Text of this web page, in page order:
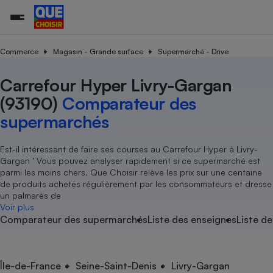
Commerce Magasin - Grande surface Supermarché - Drive
Carrefour Hyper Livry-Gargan
(93190) Comparateur des
supermarchés
Est-il intéressant de faire ses courses au Carrefour Hyper à Livry-
Gargan ’ Vous pouvez analyser rapidement si ce supermarché est
parmi les moins chers. Que Choisir relève les prix sur une centaine
de produits achetés régulièrement par les consommateurs et dresse
un palmarès de
Voir plus
Comparateur des supermarchésListe des enseignesListe
Île-de-France Seine-Saint-Denis Livry-Gargan
Additifs
Agriculture
Produit alimentaire
Achat - Vente - Location
Carburant
Magasin - Grande surface
Marketing - Fidélisation
Organismes de défense
Système judiciaire
Air
Eau
Achat - Vente - Travaux
Location
Sport
Vacances - Tourisme
électrique
Démarche administrative
Senior
Service marchand
Train
Transport aérien
Toutes les actualités
Enquêtes
Guides d'achat
Conseils
Brèves
Tous les services
Soumettre un litige
Lettres types
Rencontrer une association locale
Tous nos combats
Nos actions
Nos grandes victoires
Les billets de la présidente
Nos associations locales
Nous rejoindre
En savoir plus sur Que Choisir Ensemble
?
L’association
Nos missions
Notre méthodologie
Notre financement
Nos partenaires
Nous rejoindre